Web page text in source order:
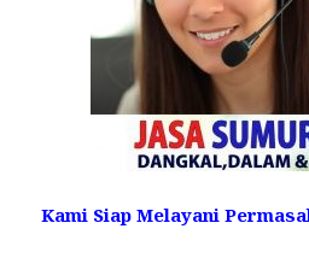
Kami Siap Melayani